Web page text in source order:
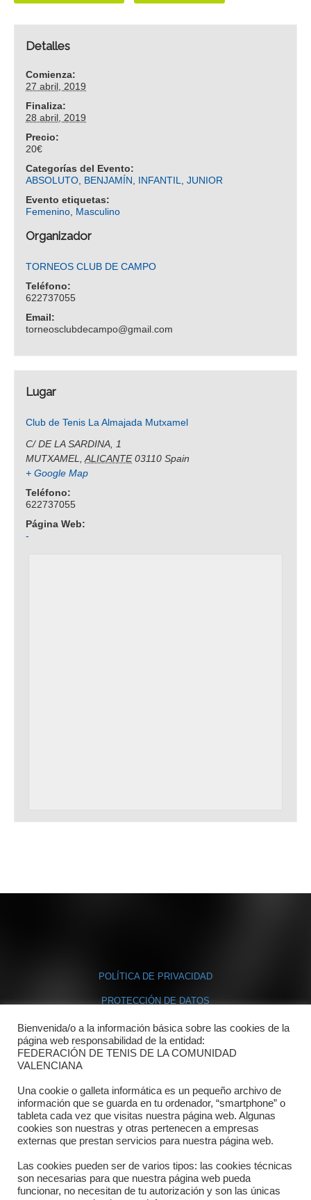
Detalles
Comienza:
27 abril, 2019
Finaliza:
28 abril, 2019
Precio:
20€
Categorías del Evento:
ABSOLUTO, BENJAMÍN, INFANTIL,JUNIOR
Evento etiquetas:
Femenino, Masculino
Organizador
TORNEOS CLUB DE CAMPO
Teléfono:
622737055
Email:
torneosclubdecampo@gmail.com
Lugar
Club de Tenis La Almajada Mutxamel
C/ DE LA SARDINA, 1
MUTXAMEL
ALICANTE 03110 Spain
+ Google Map
Teléfono:
622737055
Página Web:
-
POLÍTICA DE PRIVACIDAD
PROTECCIÓN DE DATOS
POLÍTICA DE COOKIES
Dónde estamos
Directorio departamentos
Horario
Formulario de contacto
Bienvenida/o a la información básica sobre las cookies de la
página web responsabilidad de la entidad:
FEDERACIÓN DE TENIS DE LA COMUNIDAD
VALENCIANA
Una cookie o galleta informática es un pequeño archivo de
información que se guarda en tu ordenador, “smartphone” o
tableta cada vez que visitas nuestra página web. Algunas
cookies son nuestras y otras pertenecen a empresas
externas que prestan servicios para nuestra página web.
Las cookies pueden ser de varios tipos: las cookies técnicas
son necesarias para que nuestra página web pueda
funcionar, no necesitan de tu autorización y son las únicas